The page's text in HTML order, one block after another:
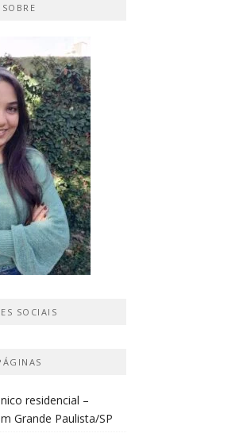
SOBRE
SOCIAIS
residencial –
Grande Paulista/SP